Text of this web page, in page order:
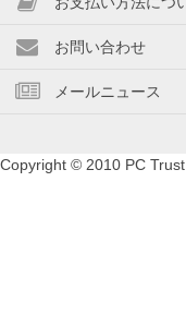
お問い合わせ
メールニュース
Copyright © 2010 PC